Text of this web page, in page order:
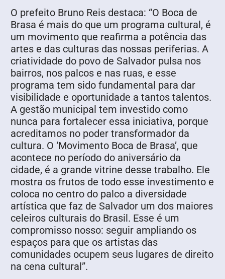
O prefeito Bruno Reis destaca: “O Boca de
Brasa é mais do que um programa cultural, é
um movimento que reafirma a potência das
artes e das culturas das nossas periferias. A
criatividade do povo de Salvador pulsa nos
bairros, nos palcos e nas ruas, e esse
programa tem sido fundamental para dar
visibilidade e oportunidade a tantos talentos.
A gestão municipal tem investido como
nunca para fortalecer essa iniciativa, porque
acreditamos no poder transformador da
cultura. O ‘Movimento Boca de Brasa’, que
acontece no período do aniversário da
cidade, é a grande vitrine desse trabalho. Ele
mostra os frutos de todo esse investimento e
coloca no centro do palco a diversidade
artística que faz de Salvador um dos maiores
celeiros culturais do Brasil. Esse é um
compromisso nosso: seguir ampliando os
espaços para que os artistas das
comunidades ocupem seus lugares de direito
na cena cultural”.